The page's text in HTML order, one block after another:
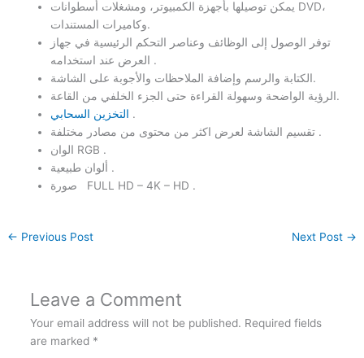
يمكن توصيلها بأجهزة الكمبيوتر، ومشغلات أسطوانات DVD،
وكاميرات المستندات.
توفر الوصول إلى الوظائف وعناصر التحكم الرئيسية في جهاز
العرض عند استخدامه .
الكتابة والرسم وإضافة الملاحظات والأجوبة على الشاشة.
الرؤية الواضحة وسهولة القراءة حتى الجزء الخلفي من القاعة.
التخزين السحابي .
تقسيم الشاشة لعرض اكثر من محتوى من مصادر مختلفة .
الوان RGB .
ألوان طبيعية .
صورة FULL HD – 4K – HD .
← Previous Post Next Post →
Leave a Comment
Your email address will not be published. Required fields
are marked *